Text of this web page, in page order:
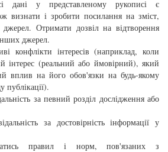
дані у представленому рукописі є
визнати і зробити посилання на зміст,
Отримати дозвіл на відтворення
джерел.
конфлікти інтересів (наприклад, коли
інтерес (реальний або ймовірний), який
вплив на його обов'язки на будь-якому
публікації).
за певний розділ дослідження або
за достовірність інформації у
правил і норм, пов'язаних з